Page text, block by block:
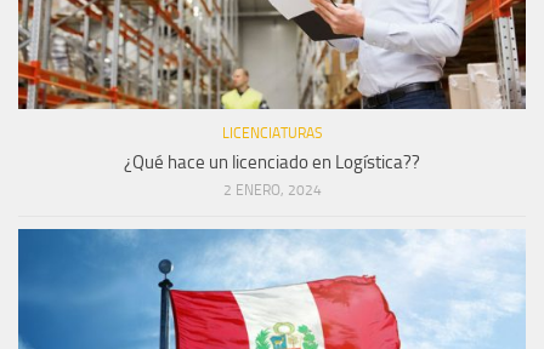
LICENCIATURAS
¿Qué hace un licenciado en Logística??
2 ENERO, 2024